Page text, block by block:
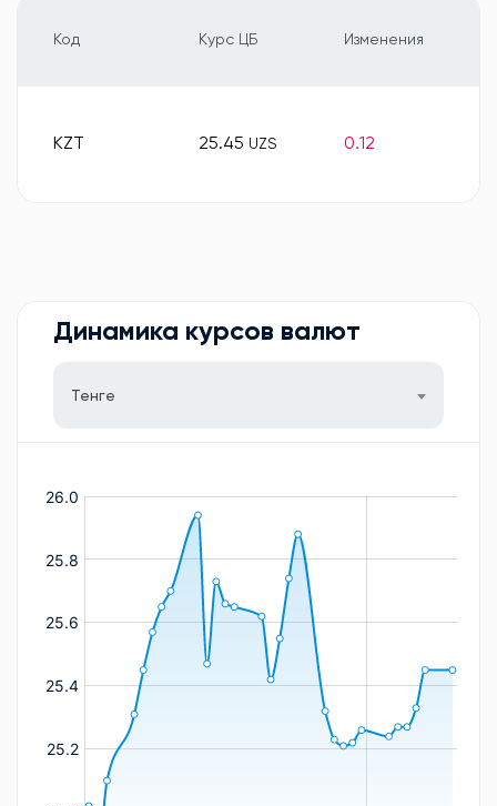
Код Курс ЦБ Изменения
KZT 25.45 UZS 0.12
Динамика курсов валют
Тенге